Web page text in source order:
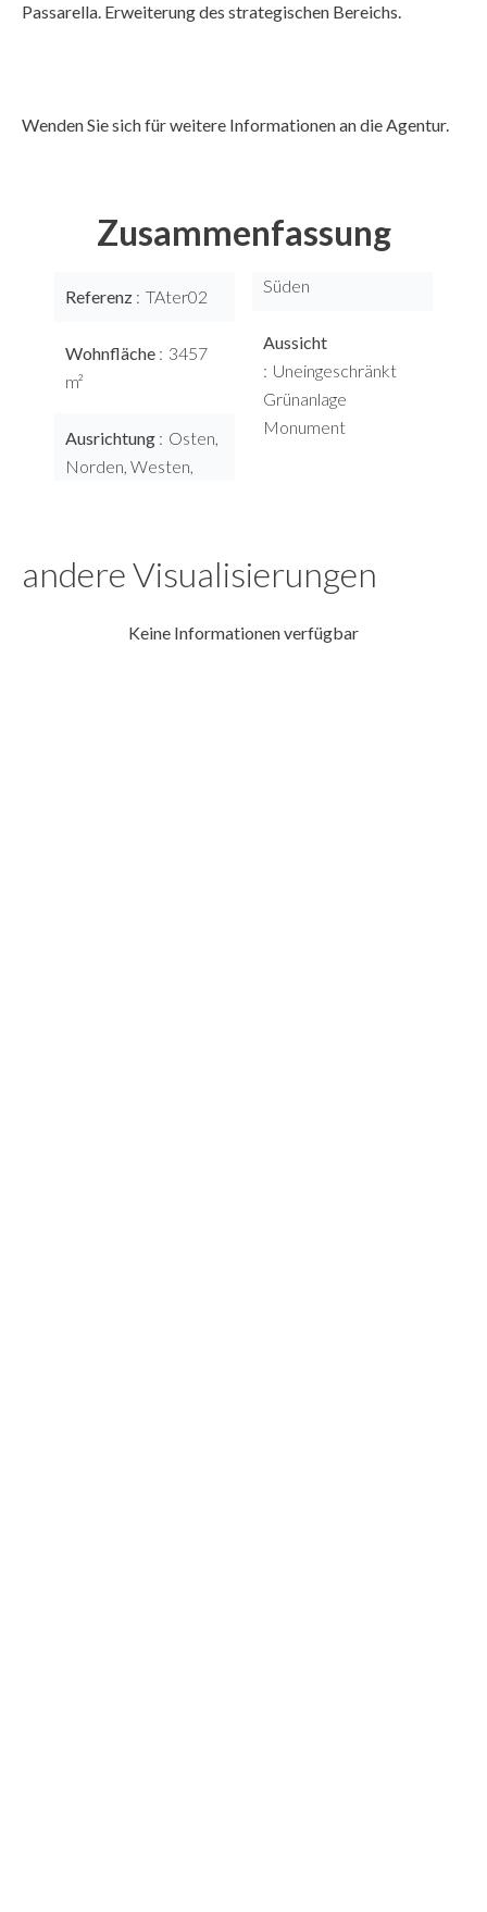
Passarella. Erweiterung des strategischen Bereichs.
Wenden Sie sich für weitere Informationen an die Agentur.
Zusammenfassung
Referenz TAter02
Wohnfläche
3457
m²
Ausrichtung
Osten,
Norden, Westen,
Süden
Aussicht
Uneingeschränkt
Grünanlage
Monument
andere Visualisierungen
Keine Informationen verfügbar